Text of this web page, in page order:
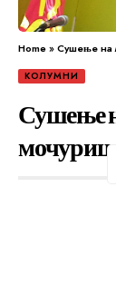
Home»Сушење на
КОЛУМНИ
Сушење